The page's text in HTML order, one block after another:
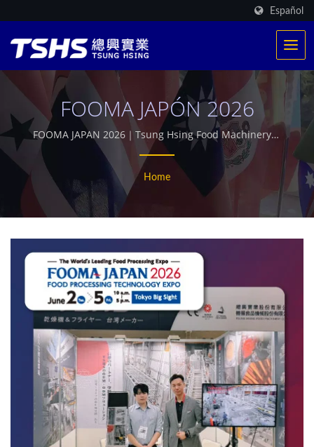
Español
FOOMA JAPÓN 2026
FOOMA JAPAN 2026｜Tsung Hsing Food Machinery｜
TSHS
Home